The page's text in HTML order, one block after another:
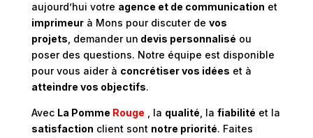
aujourd’hui votre agence et de communication et
imprimeurà Mons pour discuter de vos
projets , demander un devis personnalisé ou
poser des questions. Notre équipe est disponible
pour vous aider à concrétiser vos idées et à
atteindre vos objectifs.
Avec La Pomme Rouge , la qualité , la fiabilité et la
satisfaction client sont notre priorité. Faites